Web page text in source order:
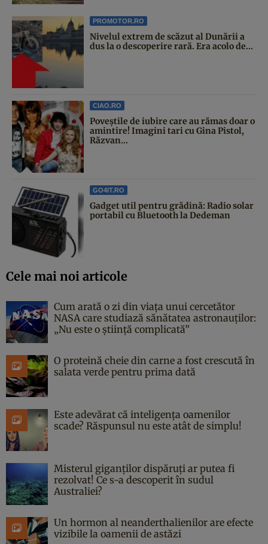
PROMOTOR.RO
Nivelul extrem de scăzut al Dunării a
dus la o descoperire rară. Era acolo de...
CIAO.RO
Poveştile de iubire care au rămas doar o
amintire! Imagini tari cu Gina Pistol,
Răzvan...
GO4IT.RO
Gadget util pentru grădină: Radio solar
portabil cu Bluetooth la Dedeman
Cele mai noi articole
Cum arată o zi din viața unui cercetător
NASA care studiază sănătatea astronauților:
„Nu este o știință complicată”
O proteină cheie din carne a fost crescută în
salata verde pentru prima dată
Este adevărat că inteligența oamenilor
scade? Răspunsul nu este atât de simplu!
Misterul giganților dispăruți ar putea fi
rezolvat! Ce s-a descoperit în sudul
Australiei?
Un hormon al neanderthalienilor are efecte
vizibile la oamenii de astăzi